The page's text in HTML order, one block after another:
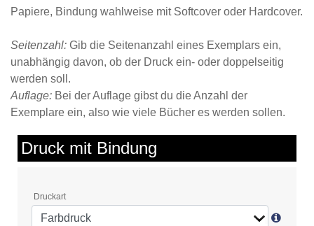
Papiere, Bindung wahlweise mit Softcover oder Hardcover.
Seitenzahl: Gib die Seitenanzahl eines Exemplars ein,
unabhängig davon, ob der Druck ein- oder doppelseitig
werden soll.
Auflage: Bei der Auflage gibst du die Anzahl der
Exemplare ein, also wie viele Bücher es werden sollen.
Druck mit Bindung
Druckart